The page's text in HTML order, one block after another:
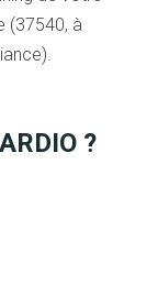
(37540, à
?